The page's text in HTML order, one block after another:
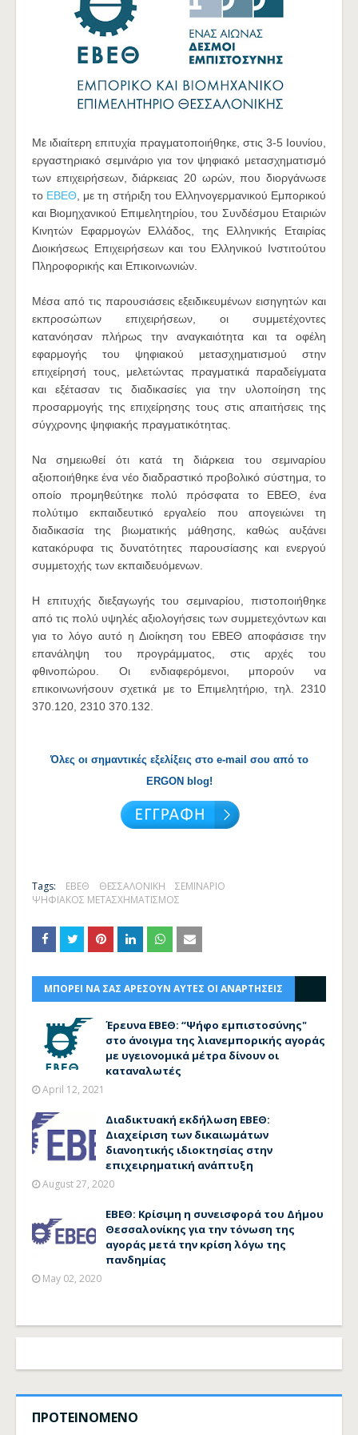
Με ιδιαίτερη επιτυχία πραγματοποιήθηκε, στις 3-5 Ιουνίου,
εργαστηριακό σεμινάριο για τον ψηφιακό μετασχηματισμό
των επιχειρήσεων, διάρκειας 20 ωρών, που διοργάνωσε
το ΕΒΕΘ , με τη στήριξη του Ελληνογερμανικού Εμπορικού
και Βιομηχανικού Επιμελητηρίου, του Συνδέσμου Εταιριών
Κινητών Εφαρμογών Ελλάδος, της Ελληνικής Εταιρίας
Διοικήσεως Επιχειρήσεων και του Ελληνικού Ινστιτούτου
Πληροφορικής και Επικοινωνιών.
Μέσα από τις παρουσιάσεις εξειδικευμένων εισηγητών και
εκπροσώπων επιχειρήσεων, οι συμμετέχοντες
κατανόησαν πλήρως την αναγκαιότητα και τα οφέλη
εφαρμογής του ψηφιακού μετασχηματισμού στην
επιχείρησή τους, μελετώντας πραγματικά παραδείγματα
και εξέτασαν τις διαδικασίες για την υλοποίηση της
προσαρμογής της επιχείρησης τους στις απαιτήσεις της
σύγχρονης ψηφιακής πραγματικότητας.
Να σημειωθεί ότι κατά τη διάρκεια του σεμιναρίου
αξιοποιήθηκε ένα νέο διαδραστικό προβολικό σύστημα, το
οποίο προμηθεύτηκε πολύ πρόσφατα το ΕΒΕΘ, ένα
πολύτιμο εκπαιδευτικό εργαλείο που απογειώνει τη
διαδικασία της βιωματικής μάθησης, καθώς αυξάνει
κατακόρυφα τις δυνατότητες παρουσίασης και ενεργού
συμμετοχής των εκπαιδευόμενων.
Η επιτυχής διεξαγωγής του σεμιναρίου, πιστοποιήθηκε
από τις πολύ υψηλές αξιολογήσεις των συμμετεχόντων και
για το λόγο αυτό η Διοίκηση του ΕΒΕΘ αποφάσισε την
επανάληψη του προγράμματος, στις αρχές του
φθινοπώρου. Οι ενδιαφερόμενοι, μπορούν να
επικοινωνήσουν σχετικά με το Επιμελητήριο, τηλ. 2310
370.120, 2310 370.132.
Όλες οι σημαντικές εξελίξεις στο e-mail σου από το
ERGON blog!
Tags: ΕΒΕΘ ΘΕΣΣΑΛΟΝΙΚΗ
ΣΕΜΙΝΑΡΙΟ
ΨΗΦΙΑΚΟΣ ΜΕΤΑΣΧΗΜΑΤΙΣΜΟΣ
ΜΠΟΡΕΙ ΝΑ ΣΑΣ ΑΡΕΣΟΥΝ ΑΥΤΕΣ ΟΙ ΑΝΑΡΤΗΣΕΙΣ
Έρευνα ΕΒΕΘ: “Ψήφο εμπιστοσύνης"
στο άνοιγμα της λιανεμπορικής αγοράς
με υγειονομικά μέτρα δίνουν οι
καταναλωτές
April 12, 2021
Διαδικτυακή εκδήλωση ΕΒΕΘ:
Διαχείριση των δικαιωμάτων
διανοητικής ιδιοκτησίας στην
επιχειρηματική ανάπτυξη
August 27, 2020
ΕΒΕΘ: Κρίσιμη η συνεισφορά του Δήμου
Θεσσαλονίκης για την τόνωση της
αγοράς μετά την κρίση λόγω της
πανδημίας
May 02, 2020
ΠΡΟΤΕΙΝΟΜΕΝΟ